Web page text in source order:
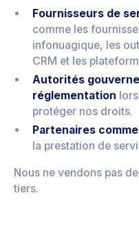
Fournisseurs de
comme les
infonuagique, les
CRM et les
Autorités
réglementation
protéger nos droits.
Partenaires
la prestation de
Nous ne vendons pas
tiers.